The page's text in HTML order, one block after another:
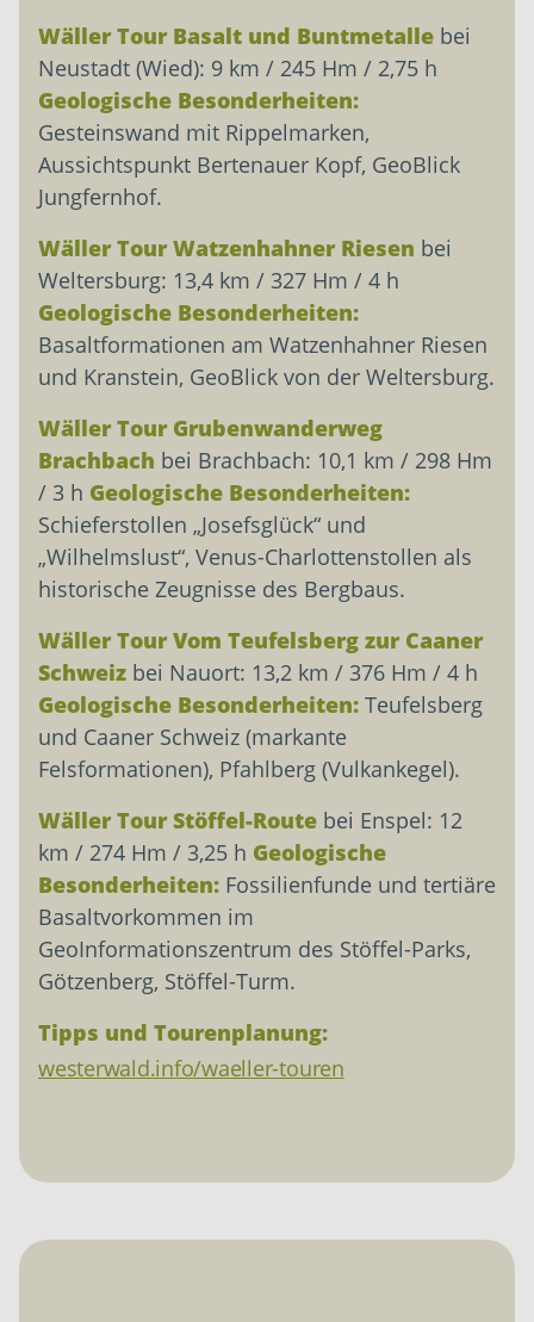
Wäller Tour Basalt und Buntmetalle bei
Neustadt (Wied): 9 km / 245 Hm / 2,75 h
Geologische Besonderheiten:
Gesteinswand mit Rippelmarken,
Aussichtspunkt Bertenauer Kopf, GeoBlick
Jungfernhof.
Wäller Tour Watzenhahner Riesen bei
Weltersburg: 13,4 km / 327 Hm / 4 h
Geologische Besonderheiten:
Basaltformationen am Watzenhahner Riesen
und Kranstein, GeoBlick von der Weltersburg.
Wäller Tour Grubenwanderweg
Brachbach bei Brachbach: 10,1 km / 298 Hm
/ 3 h Geologische Besonderheiten:
Schieferstollen „Josefsglück“ und
„Wilhelmslust“, Venus-Charlottenstollen als
historische Zeugnisse des Bergbaus.
Wäller Tour Vom Teufelsberg zur Caaner
Schweiz bei Nauort: 13,2 km / 376 Hm / 4 h
Geologische Besonderheiten: Teufelsberg
und Caaner Schweiz (markante
Felsformationen), Pfahlberg (Vulkankegel).
Wäller Tour Stöffel-Route bei Enspel: 12
km / 274 Hm / 3,25 h Geologische
Besonderheiten: Fossilienfunde und tertiäre
Basaltvorkommen im
GeoInformationszentrum des Stöffel-Parks,
Götzenberg, Stöffel-Turm.
Tipps und Tourenplanung:
westerwald.info/waeller-touren